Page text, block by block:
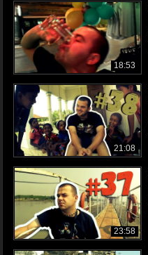
18:53
21:08
23:58